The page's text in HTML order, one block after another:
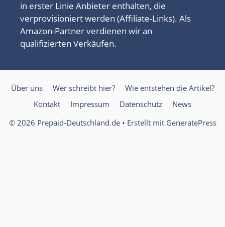
in erster Linie Anbieter enthalten, die
verprovisioniert werden (Affiliate-Links). Als
Amazon-Partner verdienen wir an
qualifizierten Verkäufen.
Über uns Wer schreibt hier?
Wie entstehen die Artikel?
Kontakt
Impressum Datenschutz
News
© 2026 Prepaid-Deutschland.de• Erstellt mit GeneratePress